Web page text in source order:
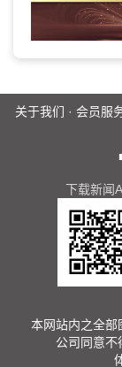
关于我们 · 会员服
下载新闻
本网站内之全部
公司同意不